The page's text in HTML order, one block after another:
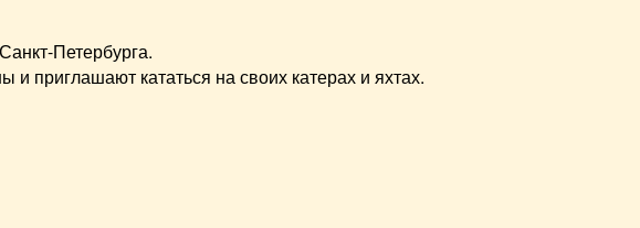
Петербурга.
приглашают кататься на своих катерах и яхтах.